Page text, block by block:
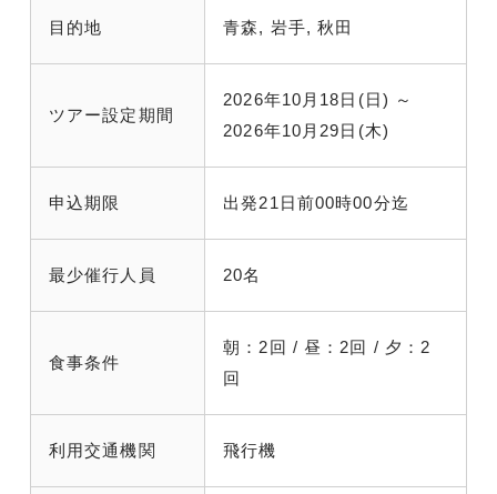
目的地 青森, 岩手, 秋田
ツアー設定期間
2026年10月18日(日) ～
2026年10月29日(木)
申込期限 出発21日前00時00分迄
最少催行人員 20名
食事条件
朝：2回 / 昼：2回 / 夕：2
回
利用交通機関 飛行機